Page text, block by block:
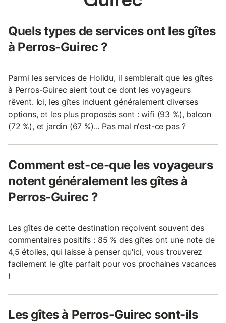
Quels types de services ont les gîtes
à Perros-Guirec ?
Parmi les services de Holidu, il semblerait que les gîtes
à Perros-Guirec aient tout ce dont les voyageurs
rêvent. Ici, les gîtes incluent généralement diverses
options, et les plus proposés sont : wifi (93 %), balcon
(72 %), et jardin (67 %)... Pas mal n'est-ce pas ?
Comment est-ce-que les voyageurs
notent généralement les gîtes à
Perros-Guirec ?
Les gîtes de cette destination reçoivent souvent des
commentaires positifs : 85 % des gîtes ont une note de
4,5 étoiles, qui laisse à penser qu'ici, vous trouverez
facilement le gîte parfait pour vos prochaines vacances
!
Les gîtes à Perros-Guirec sont-ils